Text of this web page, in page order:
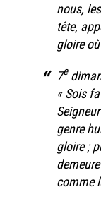
nous,
tête,
gloire
7e
« Sois
genre
gloire ;
comme